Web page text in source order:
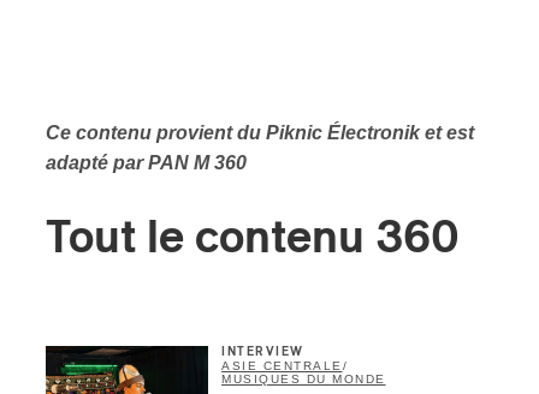
Ce contenu provient du Piknic Électroniket est
adapté par PAN M 360
Tout le contenu 360
INTERVIEW
ASIE CENTRALE /
MUSIQUES DU MONDE